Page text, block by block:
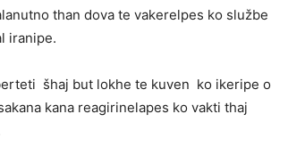
than dova te vakerelpes ko službe
iranipe.
šhaj but lokhe te kuven ko ikeripe o
kana reagirinelapes ko vakti thaj